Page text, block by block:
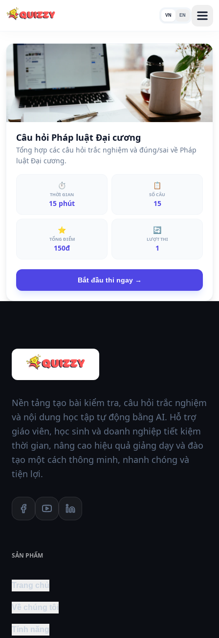
VN EN
Câu hỏi Pháp luật Đại cương
Tổng hợp các câu hỏi trắc nghiệm và đúng/sai về Pháp
luật Đại cương.
⏱
THỜI GIAN
15 phút
📋
SỐ CÂU
15
⭐
TỔNG ĐIỂM
150đ
🔄
LƯỢT THI
1
Bắt đầu thi ngay →
Nền tảng tạo bài kiểm tra, câu hỏi trắc nghiệm
và nội dung học tập tự động bằng AI. Hỗ trợ
giáo viên, học sinh và doanh nghiệp tiết kiệm
thời gian, nâng cao hiệu quả giảng dạy và đào
tạo một cách thông minh, nhanh chóng và
tiện lợi.
SẢN PHẨM
Trang chủ
Về chúng tôi
Tính năng